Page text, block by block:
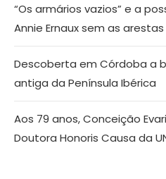
“Os armários vazios” e a
Annie Ernaux sem as
Descoberta em Córdoba a
antiga da Península Ibérica
Aos 79 anos, Conceição
Doutora Honoris Causa da